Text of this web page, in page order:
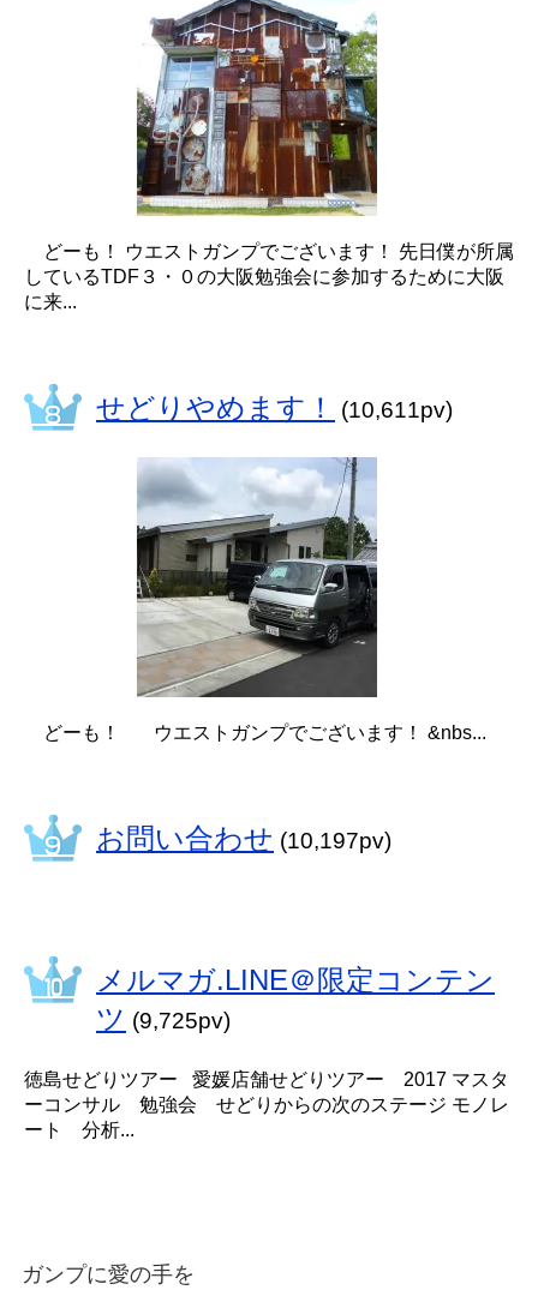
どーも！ ウエストガンプでございます！ 先日僕が所属
しているTDF３・０の大阪勉強会に参加するために大阪
に来...
せどりやめます！ (10,611pv)
どーも！ ウエストガンプでございます！ &nbs...
お問い合わせ (10,197pv)
メルマガ.LINE＠限定コンテン
ツ (9,725pv)
徳島せどりツアー 愛媛店舗せどりツアー 2017 マスタ
ーコンサル 勉強会 せどりからの次のステージ モノレ
ート 分析...
ガンプに愛の手を